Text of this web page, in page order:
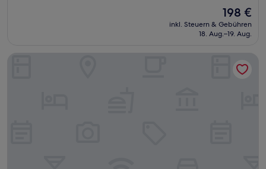
Der
Preis
beträgt
198 €
inkl. Steuern & Gebühren
18. Aug.–19. Aug.